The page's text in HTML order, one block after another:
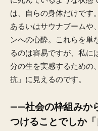
は、自らの身体だけです
あるいはサウナブームや
ンへの心酔。これらを単
るのは容易ですが、私に
分の生を実感するための
抗」に見えるのです。
——社会の枠組みか
つけることでしか「